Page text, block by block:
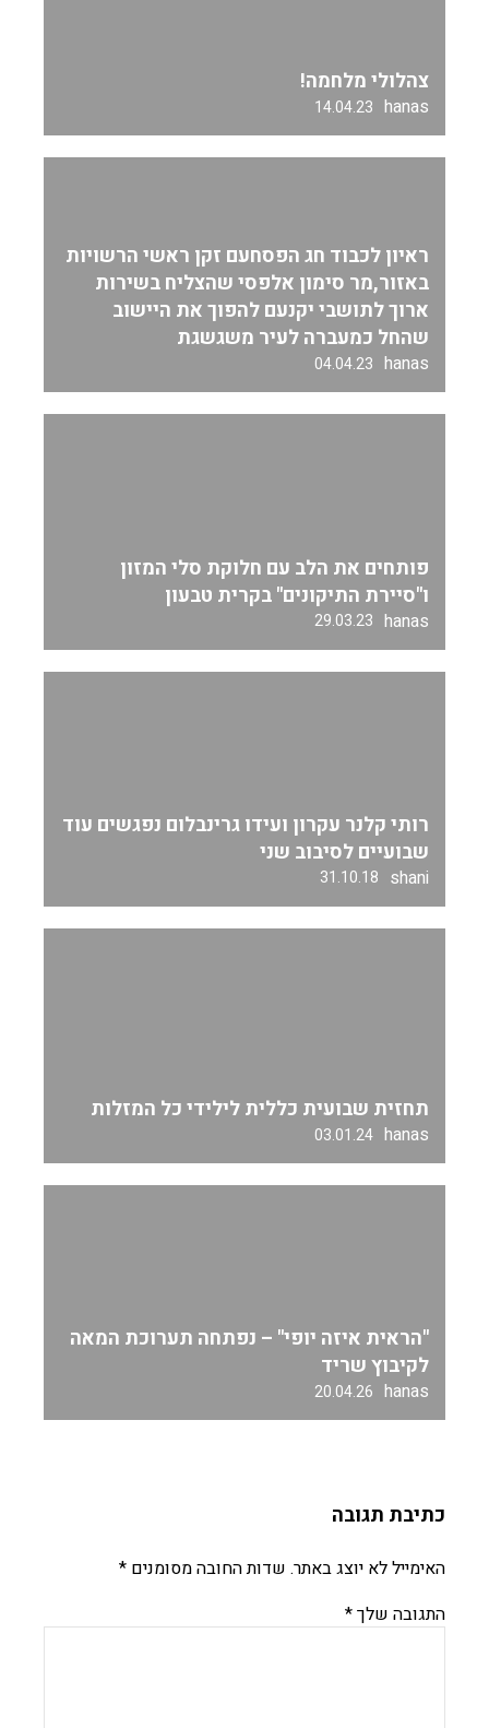
צהלולי מלחמה!
hanas
14.04.23
ראיון לכבוד חג הפסחעם זקן ראשי הרשויות
באזור,מר סימון אלפסי שהצליח בשירות
ארוך לתושבי יקנעם להפוך את היישוב
שהחל כמעברה לעיר משגשגת
hanas
04.04.23
פותחים את הלב עם חלוקת סלי המזון
ו"סיירת התיקונים" בקרית טבעון
hanas
29.03.23
רותי קלנר עקרון ועידו גרינבלום נפגשים עוד
שבועיים לסיבוב שני
shani
31.10.18
תחזית שבועית כללית לילידי כל המזלות
hanas
03.01.24
"הראית איזה יופי" – נפתחה תערוכת המאה
לקיבוץ שריד
hanas
20.04.26
כתיבת תגובה
האימייל לא יוצג באתר. שדות החובה מסומנים *
התגובה שלך*